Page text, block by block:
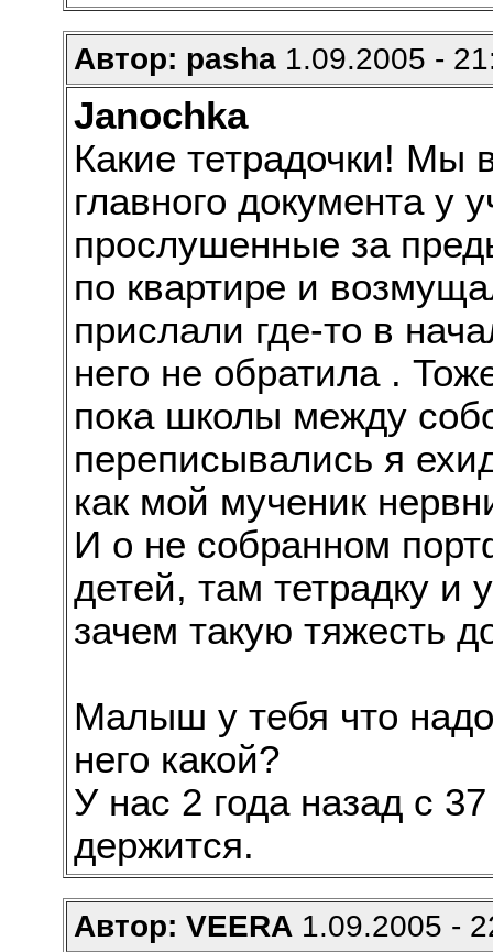
Автор: pasha1.09.2005 -
Janochka
Какие тетрадочки! Мы
главного документа у
прослушенные за
по квартире и
прислали где-то в
него не обратила .
пока школы между
переписывались я
как мой мученик
И о не собранном
детей, там тетрадку и
зачем такую тяжесть
Малыш у тебя что
него какой?
У нас 2 года назад с
держится.
Автор: VEERA 1.09.2005 -